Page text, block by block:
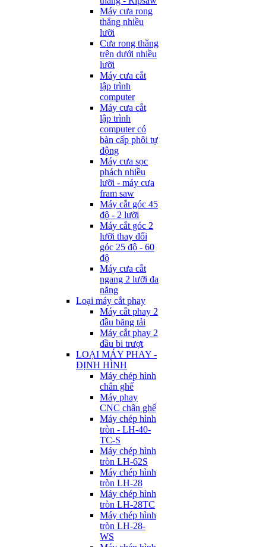
Máy cưa rong
thẳng nhiều
lưỡi
Cưa rong thẳng
trên dưới nhiều
lưỡi
Máy cưa cắt
lập trình
computer
Máy cưa cắt
lập trình
computer có
bàn cấp phôi tự
động
Máy cưa sọc
phách nhiều
lưỡi - máy cưa
fram saw
Máy cắt góc 45
độ - 2 lưỡi
Máy cắt góc 2
lưỡi thay đổi
góc 25 độ - 60
độ
Máy cưa cắt
ngang 2 lưỡi đa
năng
Loại máy cắt phay
Máy cắt phay 2
đầu băng tải
Máy cắt phay 2
đầu bi trượt
LOẠI MÁY PHAY -
ĐỊNH HÌNH
Máy chép hình
chân ghế
Máy phay
CNC chân ghế
Máy chép hình
tròn - LH-40-
TC-S
Máy chép hình
tròn LH-62S
Máy chép hình
tròn LH-28
Máy chép hình
tròn LH-28TC
Máy chép hình
tròn LH-28-
WS